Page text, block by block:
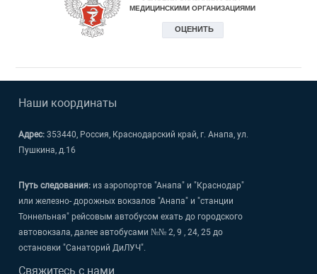
Наши координаты
Адрес:353440, Россия, Краснодарский край, г. Анапа, ул.
Пушкина, д.16
Путь следования: из аэропортов "Анапа" и "Краснодар"
или железно- дорожных вокзалов "Анапа" и "станции
Тоннельная" рейсовым автобусом ехать до городского
автовокзала, далее автобусами №№ 2, 9 , 24, 25 до
остановки "Санаторий ДиЛУЧ".